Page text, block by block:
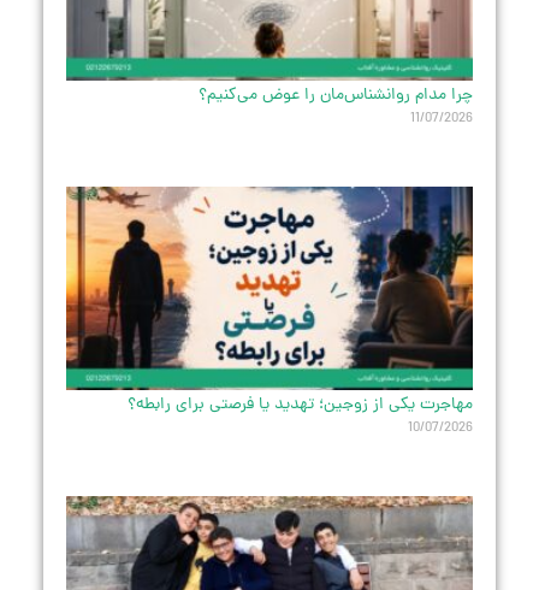
چرا مدام روانشناس‌مان را عوض می‌کنیم؟
11/07/2026
مهاجرت یکی از زوجین؛ تهدید یا فرصتی برای رابطه؟
10/07/2026